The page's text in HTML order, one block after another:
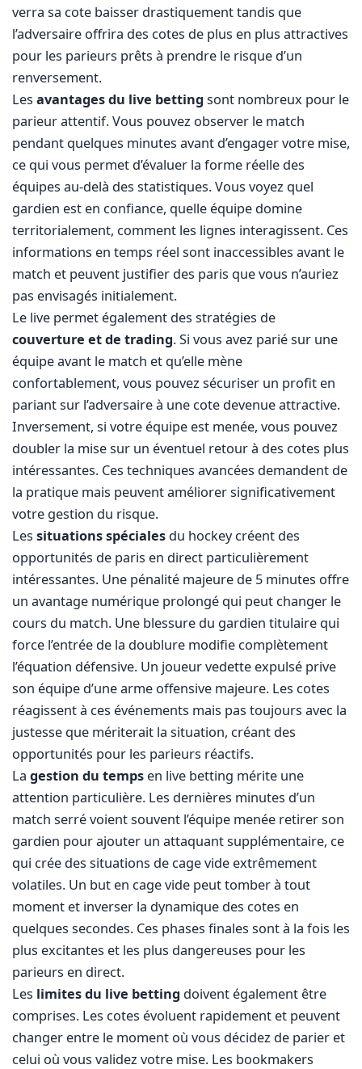
verra sa cote baisser drastiquement tandis que
l’adversaire offrira des cotes de plus en plus attractives
pour les parieurs prêts à prendre le risque d’un
renversement.
Les avantages du live betting sont nombreux pour le
parieur attentif. Vous pouvez observer le match
pendant quelques minutes avant d’engager votre mise,
ce qui vous permet d’évaluer la forme réelle des
équipes au-delà des statistiques. Vous voyez quel
gardien est en confiance, quelle équipe domine
territorialement, comment les lignes interagissent. Ces
informations en temps réel sont inaccessibles avant le
match et peuvent justifier des paris que vous n’auriez
pas envisagés initialement.
Le live permet également des stratégies de
couverture et de trading. Si vous avez parié sur une
équipe avant le match et qu’elle mène
confortablement, vous pouvez sécuriser un profit en
pariant sur l’adversaire à une cote devenue attractive.
Inversement, si votre équipe est menée, vous pouvez
doubler la mise sur un éventuel retour à des cotes plus
intéressantes. Ces techniques avancées demandent de
la pratique mais peuvent améliorer significativement
votre gestion du risque.
Les situations spéciales du hockey créent des
opportunités de paris en direct particulièrement
intéressantes. Une pénalité majeure de 5 minutes offre
un avantage numérique prolongé qui peut changer le
cours du match. Une blessure du gardien titulaire qui
force l’entrée de la doublure modifie complètement
l’équation défensive. Un joueur vedette expulsé prive
son équipe d’une arme offensive majeure. Les cotes
réagissent à ces événements mais pas toujours avec la
justesse que mériterait la situation, créant des
opportunités pour les parieurs réactifs.
La gestion du temps en live betting mérite une
attention particulière. Les dernières minutes d’un
match serré voient souvent l’équipe menée retirer son
gardien pour ajouter un attaquant supplémentaire, ce
qui crée des situations de cage vide extrêmement
volatiles. Un but en cage vide peut tomber à tout
moment et inverser la dynamique des cotes en
quelques secondes. Ces phases finales sont à la fois les
plus excitantes et les plus dangereuses pour les
parieurs en direct.
Les limites du live betting doivent également être
comprises. Les cotes évoluent rapidement et peuvent
changer entre le moment où vous décidez de parier et
celui où vous validez votre mise. Les bookmakers